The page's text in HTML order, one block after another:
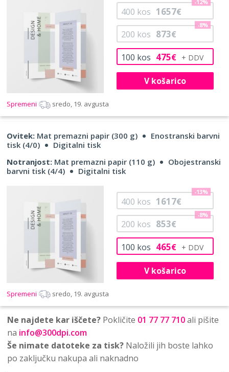
100 kos 475€
200 kos 873€
-8%
400 kos 1657€
-12%
V košarico
Spremeni sredo, 19. avgusta
Ovitek: Mat premazni papir (300 g)
Enostranski barvni
tisk (4/0)
Digitalni tisk
Notranjost: Mat premazni papir (110 g)
Obojestranski
barvni tisk (4/4)
Digitalni tisk
100 kos 465€
200 kos 853€
-8%
400 kos 1617€
-13%
V košarico
Spremeni sredo, 19. avgusta
Ne najdete kar iščete? Pokličite 01 77 77 710ali pišite
na info@300dpi.com
Še nimate datoteke za tisk? Naložili jih boste lahko
po zaključku nakupa ali naknadno